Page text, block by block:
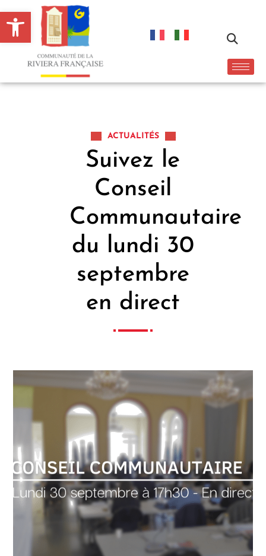
Ouvrir la barre d’outils
ACTUALITÉS
Suivez le
Conseil
Communautaire
du lundi 30
septembre
en direct